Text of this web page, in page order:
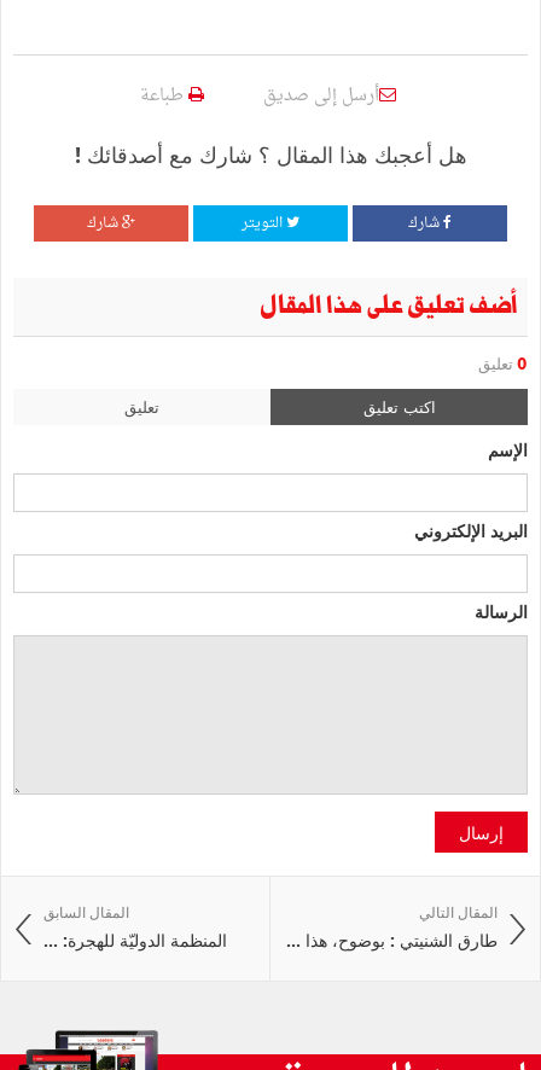
أرسل إلى صديق طباعة
هل أعجبك هذا المقال ؟ شارك مع أصدقائك !
شارك التويتر شارك
أضف تعليق على هذا المقال
0 تعليق
اكتب تعليق تعليق
الإسم
البريد الإلكتروني
الرسالة
إرسال
المقال السابق
المنظمة الدوليّة للهجرة: ...
المقال التالي
طارق الشنيتي : بوضوح، هذا ...